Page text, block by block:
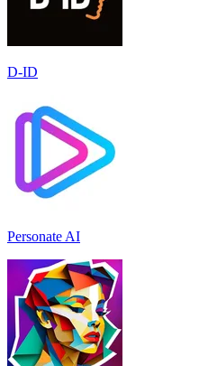
D-ID
Personate AI